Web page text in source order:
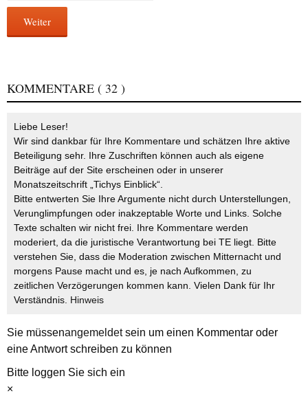
Weiter
KOMMENTARE ( 32 )
Liebe Leser!
Wir sind dankbar für Ihre Kommentare und schätzen Ihre aktive
Beteiligung sehr. Ihre Zuschriften können auch als eigene
Beiträge auf der Site erscheinen oder in unserer
Monatszeitschrift „Tichys Einblick“.
Bitte entwerten Sie Ihre Argumente nicht durch Unterstellungen,
Verunglimpfungen oder inakzeptable Worte und Links. Solche
Texte schalten wir nicht frei. Ihre Kommentare werden
moderiert, da die juristische Verantwortung bei TE liegt. Bitte
verstehen Sie, dass die Moderation zwischen Mitternacht und
morgens Pause macht und es, je nach Aufkommen, zu
zeitlichen Verzögerungen kommen kann. Vielen Dank für Ihr
Verständnis. Hinweis
Sie müssenangemeldetsein um einen Kommentar oder
eine Antwort schreiben zu können
Bitte loggen Sie sich ein
×